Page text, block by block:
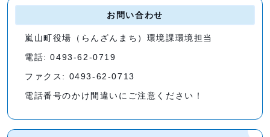
お問い合わせ
嵐山町役場（らんざんまち）環境課環境担当
電話: 0493-62-0719
ファクス: 0493-62-0713
電話番号のかけ間違いにご注意ください！